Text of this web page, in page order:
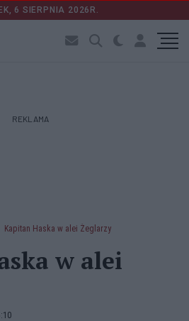
6 SIERPNIA 2026R.
REKLAMA
Kapitan Haska w alei Żeglarzy
w alei